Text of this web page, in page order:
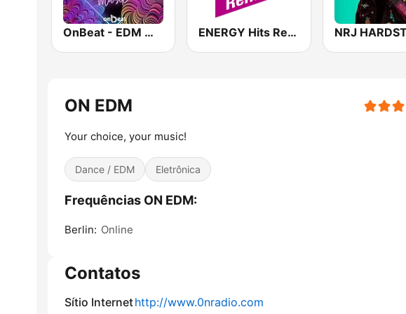
OnBeat - EDM music ENERGY Hits Remix NRJ
ON EDM
Your choice, your music!
Dance / EDM Eletrônica
Frequências ON EDM:
Berlin: Online
Contatos
Sítio Internethttp://www.0nradio.com